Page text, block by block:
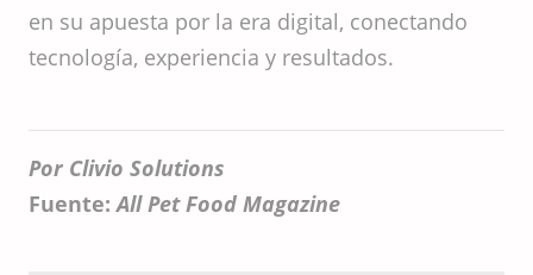
en su apuesta por la era digital, conectando
tecnología, experiencia y resultados.
Por Clivio Solutions
Fuente:All Pet Food Magazine